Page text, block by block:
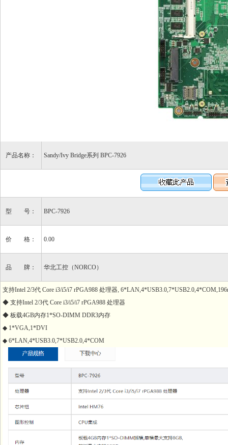
产品名称： Sandy/Ivy Bridge系列 BPC-7926
型 号： BPC-7926
价 格： 0.00
品 牌： 华北工控（NORCO）
支持Intel 2/3代 Core i3/i5/i7 rPGA988 处理器,
◆ 支持Intel 2/3代 Core i3/i5/i7 rPGA988 处理器
◆ 板载4GB内存1*SO-DIMM DDR3内存
◆ 1*VGA,1*DVI
◆ 6*LAN,4*USB3.0,7*USB2.0,4*COM